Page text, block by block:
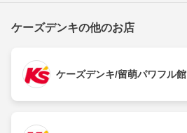
ケーズデンキの他のお店
ケーズデンキ/留萌パワフル館